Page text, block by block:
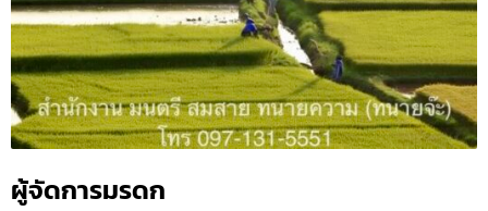
ผู้จัดการมรดก